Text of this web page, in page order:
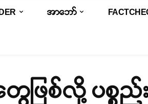
အာဘော်
ဖြစ်လို့ ပစ္စည်